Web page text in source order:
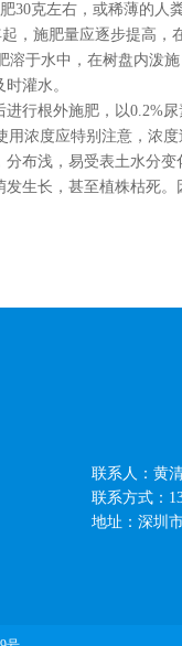
30克左右，或稀薄的人
，施肥量应逐步提高，
溶于水中，在树盘内泼
灌水。
行根外施肥，以0.2%尿
用浓度应特别注意，浓
布浅，易受表土水分变
生长，甚至植株枯死。
联系人：黄
联系方式：
地址：深圳